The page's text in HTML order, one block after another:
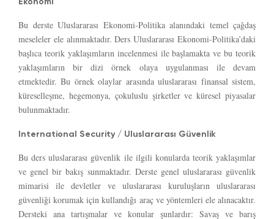
Bu derste Uluslararası Ekonomi-Politika alanındaki temel çağdaş
meseleler ele alınmaktadır. Ders Uluslararası Ekonomi-Politika’daki
başlıca teorik yaklaşımların incelenmesi ile başlamakta ve bu teorik
yaklaşımların bir dizi örnek olaya uygulanması ile devam
etmektedir. Bu örnek olaylar arasında uluslararası finansal sistem,
küreselleşme, hegemonya, çokuluslu şirketler ve küresel piyasalar
bulunmaktadır.
International Security / Uluslararası Güvenlik
Bu ders uluslararası güvenlik ile ilgili konularda teorik yaklaşımlar
ve genel bir bakış sunmaktadır. Derste genel uluslararası güvenlik
mimarisi ile devletler ve uluslararası kuruluşların uluslararası
güvenliği korumak için kullandığı araç ve yöntemleri ele alınacaktır.
Dersteki ana tartışmalar ve konular şunlardır: Savaş ve barış